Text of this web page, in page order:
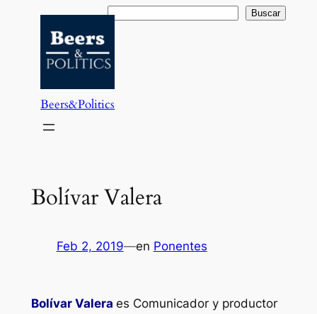
contenido
Buscar Buscar
Beers&Politics
Bolívar Valera
Feb 2, 2019—en Ponentes
Bolívar Valera es Comunicador y productor